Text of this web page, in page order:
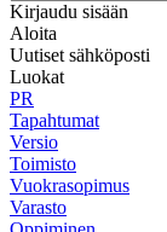
Kirjaudu sisään
Aloita
Uutiset sähköposti
Luokat
PR
Tapahtumat
Versio
Toimisto
Vuokrasopimus
Varasto